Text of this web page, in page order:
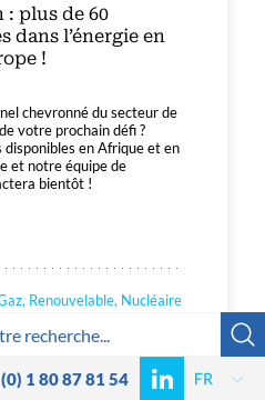
1 80 87 81 54
: plus de 60
dans l’énergie en
!
chevronné du secteur de
votre prochain défi ?
disponibles en Afrique et en
et notre équipe de
bientôt !
Renouvelable, Nucléaire